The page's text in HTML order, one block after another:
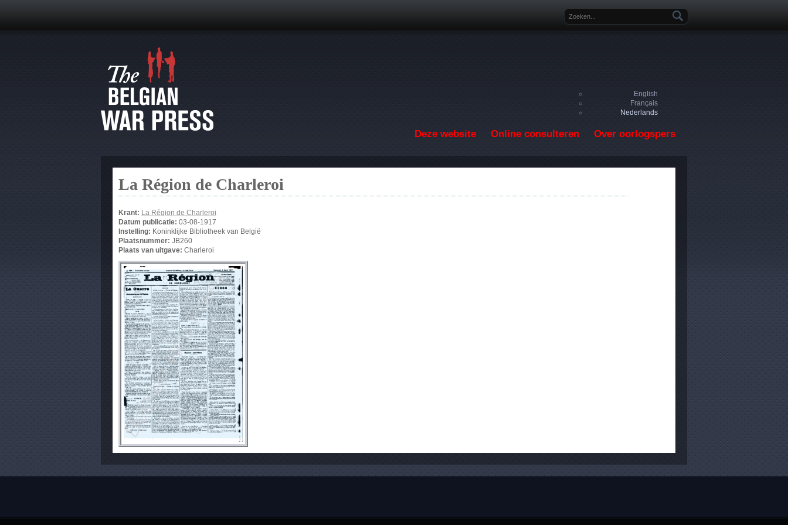
Zoekveld
English
Français
Nederlands
Deze website Online consulteren Over oorlogspers
La Région de Charleroi
Krant: La Région de Charleroi
Datum publicatie: 03-08-1917
Instelling: Koninklijke Bibliotheek van België
Plaatsnummer: JB260
Plaats van uitgave: Charleroi